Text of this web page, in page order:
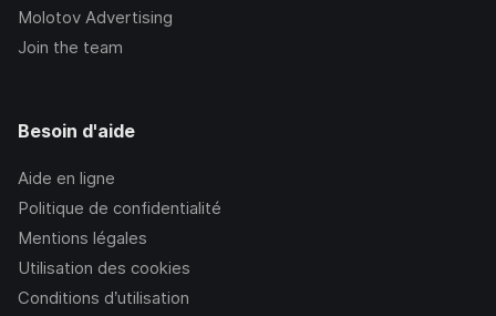
Molotov Advertising
Join the team
Besoin d'aide
Aide en ligne
Politique de confidentialité
Mentions légales
Utilisation des cookies
Conditions d’utilisation